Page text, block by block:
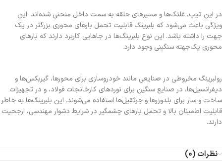
در این تیپ، غلتک‌ها و مسیرهای حلقه به سمت داخل منحنی شده‌اند. این
ویژگی باعث می‌شود که بلبرینگ قابلیت تحمل بارهای محوری بزرگتر در یک
جهت را داشته باشد. این نوع بلبرینگ‌ها در جاهایی کاربرد دارند که بارهای
محوری یک‌جهته سنگینی وجود دارد.
رولبرینگ‌ مخروطی در صنایعی مانند خودروسازی برای محورها، گیربکس‌ها و
دیفرانسیل‌ها، در صنایع سنگین برای نوردهای کارخانجات فولاد، و در تجهیزات
ساخت و ساز برای بلدوزرها و جرثقیل‌ها استفاده می‌شوند. این بلبرینگ‌ها به خاطر
قابلیت اطمینان بالا و تحمل بارهای چشمگیر در شرایط دشوار مهندسی، ارجحیت
دارند.
نظرات (0)